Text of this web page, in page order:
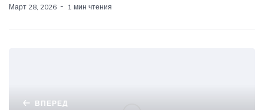
Март 28, 2026 1 мин чтения
ВПЕРЕД